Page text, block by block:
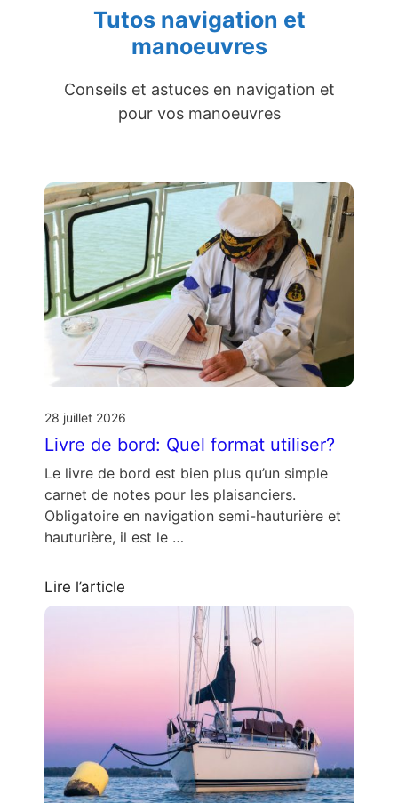
Tutos navigation et
manoeuvres
Conseils et astuces en navigation et
pour vos manoeuvres
28 juillet 2026
Livre de bord: Quel format utiliser?
Le livre de bord est bien plus qu’un simple
carnet de notes pour les plaisanciers.
Obligatoire en navigation semi-hauturière et
hauturière, il est le …
Lire l’article